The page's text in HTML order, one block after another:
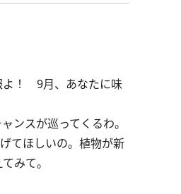
よ！ 9月、あなたに味
ンスが巡ってくるわ。
てほしいの。植物が新
みて。